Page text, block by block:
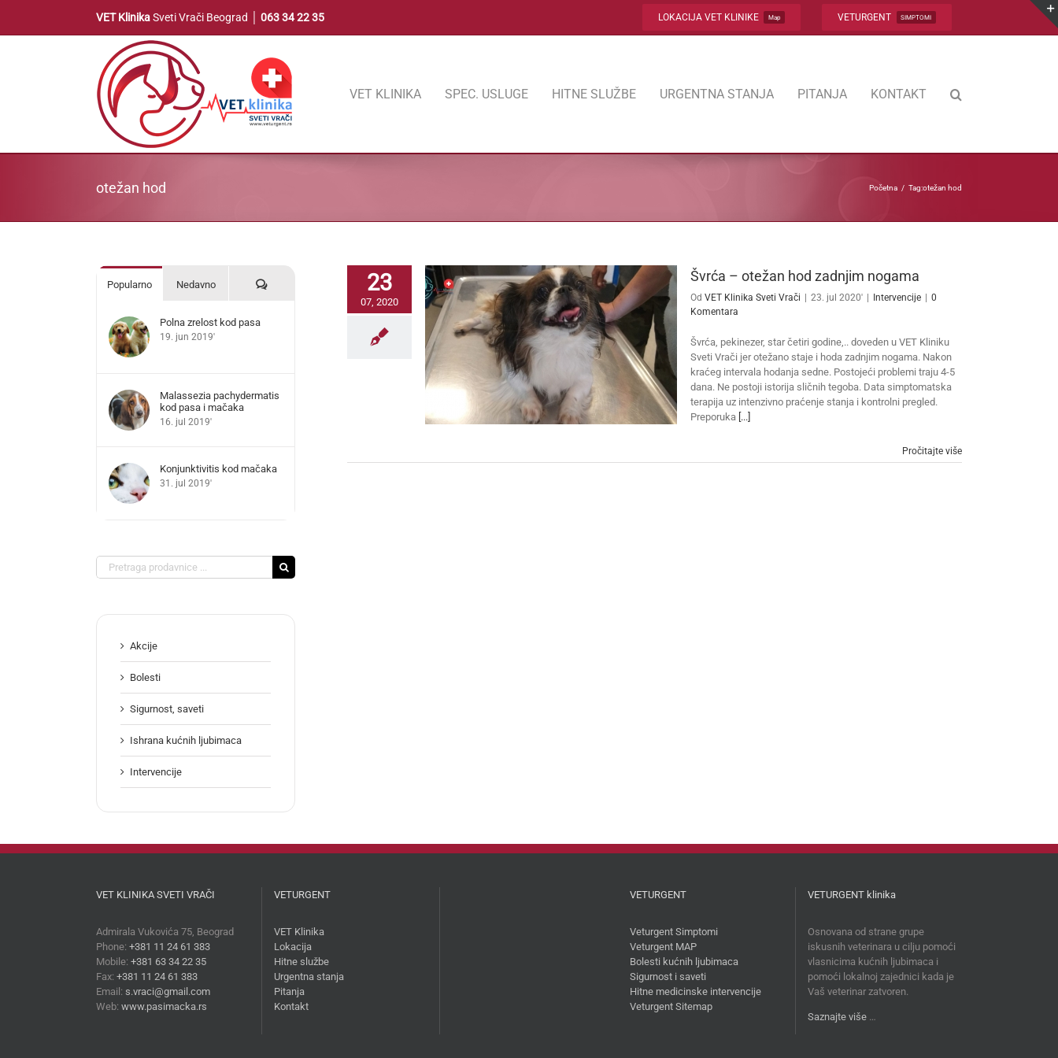
content
VET KlinikaSveti Vrači Beograd │ 063 34 22 35 LOKACIJA VET KLINIKE Map VETURGENT SIMPTOMI
VET KLINIKA SPEC. USLUGE HITNE SLUŽBE URGENTNA STANJA PITANJA KONTAKT
otežan hod Početna Tag:otežan hod
23
07, 2020
Švrća – otežan hod zadnjim nogama
Od VET Klinika Sveti Vrači 23. jul 2020' Intervencije
0
Komentara
Švrća, pekinezer, star četiri godine,.. doveden u VET Kliniku
Sveti Vrači jer otežano staje i hoda zadnjim nogama. Nakon
kraćeg intervala hodanja sedne. Postojeći problemi traju 4-5
dana. Ne postoji istorija sličnih tegoba. Data simptomatska
terapija uz intenzivno praćenje stanja i kontrolni pregled.
Preporuka [...]
Pročitajte više
Popularno Nedavno Komentari
Polna zrelost kod pasa
19. jun 2019'
Malassezia pachydermatis
kod pasa i mačaka
16. jul 2019'
Konjunktivitis kod mačaka
31. jul 2019'
Search
for:
Akcije
Bolesti
Sigurnost, saveti
Ishrana kućnih ljubimaca
Intervencije
VET KLINIKA SVETI VRAČI
Admirala Vukovića 75, Beograd
Phone: +381 11 24 61 383
Mobile: +381 63 34 22 35
Fax: +381 11 24 61 383
Email: s.vraci@gmail.com
Web: www.pasimacka.rs
VETURGENT
VET Klinika
Lokacija
Hitne službe
Urgentna stanja
Pitanja
Kontakt
VETURGENT
Veturgent Simptomi
Veturgent MAP
Bolesti kućnih ljubimaca
Sigurnost i saveti
Hitne medicinske intervencije
Veturgent Sitemap
VETURGENT klinika
Osnovana od strane grupe
iskusnih veterinara u cilju pomoći
vlasnicima kućnih ljubimaca i
pomoći lokalnoj zajednici kada je
Vaš veterinar zatvoren.
Saznajte više …